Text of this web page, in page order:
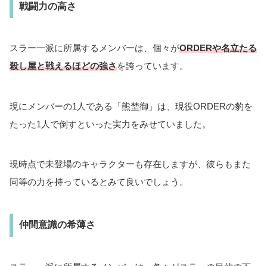
戦闘力の高さ
スラー一派に所属するメンバーは、個々がORDERや名立たる
殺し屋と戦えるほどの強さを誇っています。
現にメンバーの1人である「熊埜御」は、現役ORDERの豹を
たった1人で倒すといった実力をみせていました。
現時点で未登場のキャラクターも存在しますが、彼らもまた
同等の力を持っているとみて良いでしょう。
仲間意識の希薄さ